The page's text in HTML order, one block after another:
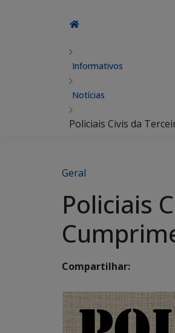
Informativos
Notícias
Policiais Civis da
Geral
Policiais
Compartilhar: